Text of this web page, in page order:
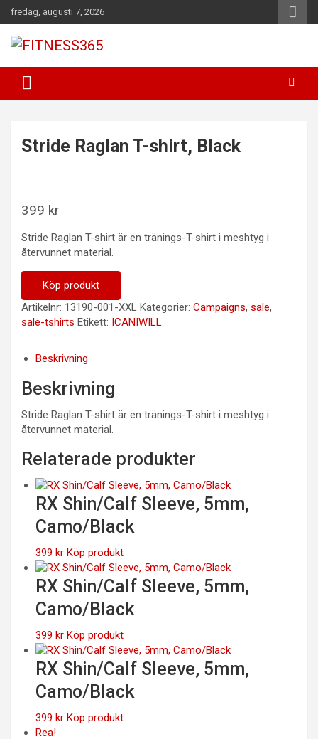
Hoppa
till
innehåll
fredag, augusti 7, 2026
FITNESS365
Stride Raglan T-shirt, Black
399 kr
Stride Raglan T-shirt är en tränings-T-shirt i meshtyg i
återvunnet material.
Köp produkt
Artikelnr: 13190-001-XXL Kategorier: Campaigns, sale,
sale-tshirts Etikett: ICANIWILL
Beskrivning
Beskrivning
Stride Raglan T-shirt är en tränings-T-shirt i meshtyg i
återvunnet material.
Relaterade produkter
RX Shin/Calf Sleeve, 5mm,
Camo/Black
399 kr Köp produkt
RX Shin/Calf Sleeve, 5mm,
Camo/Black
399 kr Köp produkt
RX Shin/Calf Sleeve, 5mm,
Camo/Black
399 kr Köp produkt
Rea!